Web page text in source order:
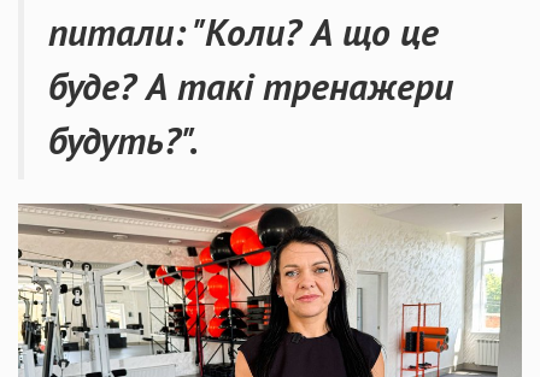
питали: "Коли? А що це
буде? А такі тренажери
будуть?".